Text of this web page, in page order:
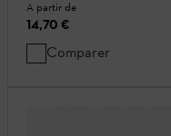
A partir de
14,70 €
Comparer